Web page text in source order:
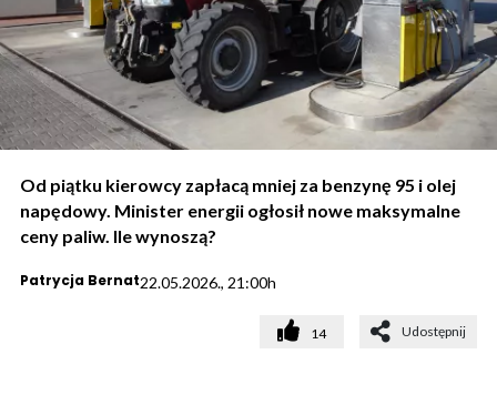
Od piątku kierowcy zapłacą mniej za benzynę 95 i olej
napędowy. Minister energii ogłosił nowe maksymalne
ceny paliw. Ile wynoszą?
Patrycja Bernat22.05.2026., 21:00h
14 Udostępnij